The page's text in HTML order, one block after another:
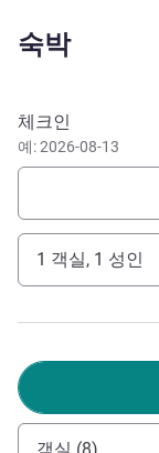
diverse choices,
숙박
이 호텔 예약
체크인
예: 2026-08-13
1 객실, 1 성인